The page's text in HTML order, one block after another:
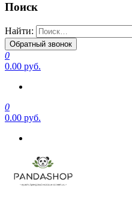
Поиск
Найти:
Обратный звонок
0
0.00 руб.
0
0.00 руб.